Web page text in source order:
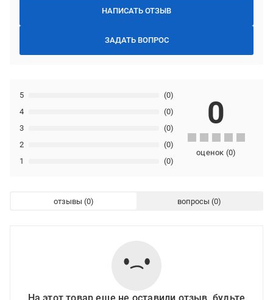
НАПИСАТЬ ОТЗЫВ
ЗАДАТЬ ВОПРОС
1 (0)
2 (0)
3 (0)
4 (0)
5 (0)
0
оценок (0)
отзывы вопросы